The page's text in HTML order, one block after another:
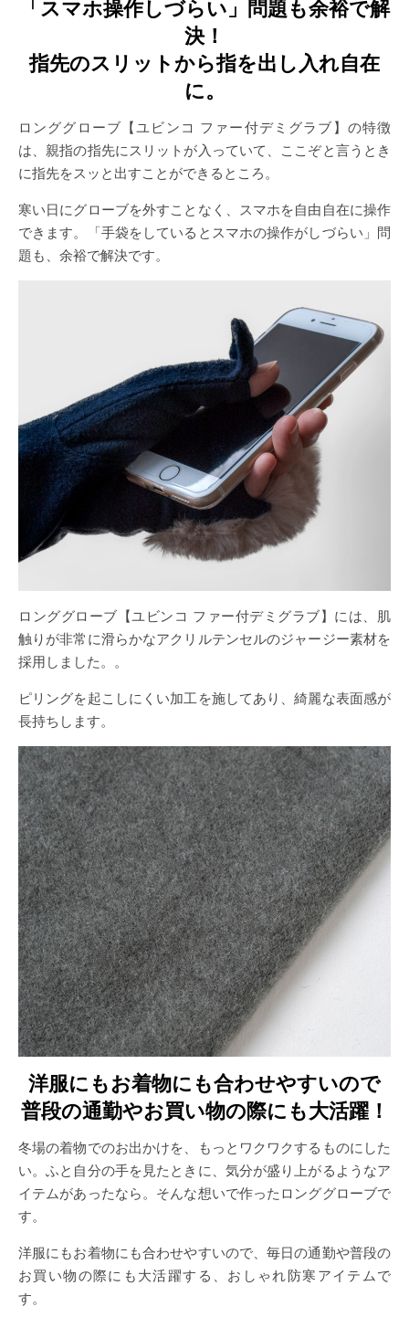
「スマホ操作しづらい」問題も余裕で解
決！
指先のスリットから指を出し入れ自在
に。
ロンググローブ【ユビンコ ファー付デミグラブ】の特徴
は、親指の指先にスリットが入っていて、ここぞと言うとき
に指先をスッと出すことができるところ。
寒い日にグローブを外すことなく、スマホを自由自在に操作
できます。「手袋をしているとスマホの操作がしづらい」問
題も、余裕で解決です。
ロンググローブ【ユビンコ ファー付デミグラブ】には、肌
触りが非常に滑らかなアクリルテンセルのジャージー素材を
採用しました。。
ピリングを起こしにくい加工を施してあり、綺麗な表面感が
長持ちします。
洋服にもお着物にも合わせやすいので
普段の通勤やお買い物の際にも大活躍！
冬場の着物でのお出かけを、もっとワクワクするものにした
い。ふと自分の手を見たときに、気分が盛り上がるようなア
イテムがあったなら。そんな想いで作ったロンググローブで
す。
洋服にもお着物にも合わせやすいので、毎日の通勤や普段の
お買い物の際にも大活躍する、おしゃれ防寒アイテムで
す。